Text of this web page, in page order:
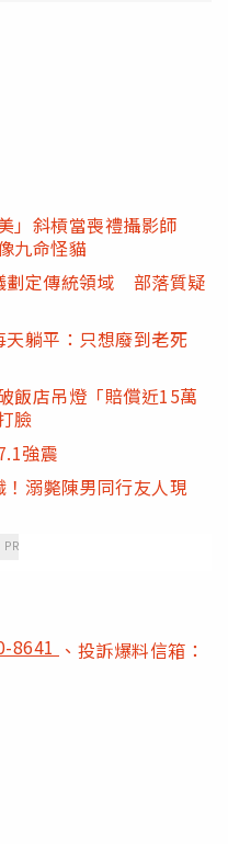
」斜槓當喪禮攝影師
九命怪貓
劃定傳統領域 部落質疑
天躺平：只想廢到老死
飯店吊燈「賠償近15萬
臉
強震
溺斃陳男同行友人現
PR
8641 、投訴爆料信箱：